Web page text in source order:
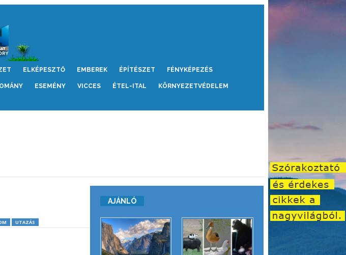
ELKÉPESZTŐ EMBEREK ÉPÍTÉSZET FÉNYKÉPEZÉS
ESEMÉNY VICCES ÉTEL-ITAL KÖRNYEZETVÉDELEM
UTAZÁS
AJÁNLÓ